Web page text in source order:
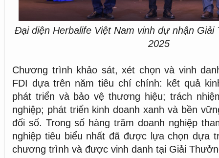
Đại diện Herbalife Việt Nam vinh dự nhận Giải
2025
Chương trình khảo sát, xét chọn và vinh
FDI dựa trên năm tiêu chí chính: kết quả
phát triển và bảo vệ thương hiệu; trách
nghiệp; phát triển kinh doanh xanh và bền
đổi số. Trong số hàng trăm doanh nghiệp
nghiệp tiêu biểu nhất đã được lựa chọn dựa
chương trình và được vinh danh tại Giải